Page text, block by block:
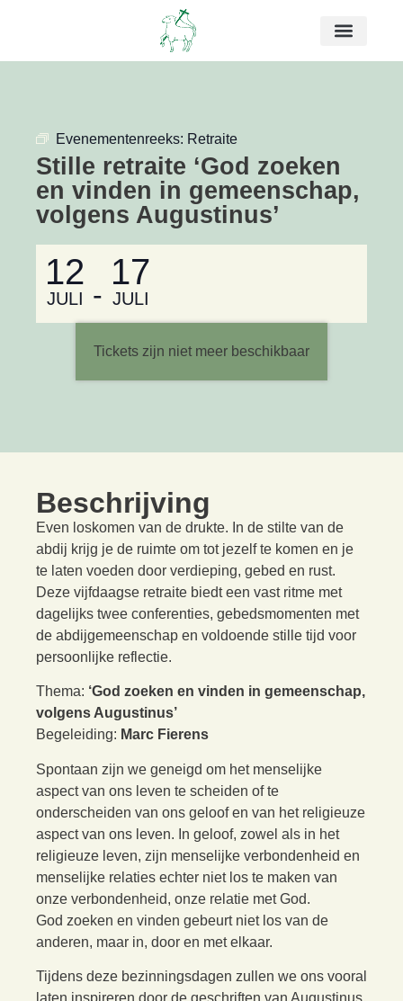
Evenementenreeks: Retraite
Stille retraite ‘God zoeken
en vinden in gemeenschap,
volgens Augustinus’
12
JULI -
17
JULI
Tickets zijn niet meer beschikbaar
Beschrijving
Even loskomen van de drukte. In de stilte van de
abdij krijg je de ruimte om tot jezelf te komen en je
te laten voeden door verdieping, gebed en rust.
Deze vijfdaagse retraite biedt een vast ritme met
dagelijks twee conferenties, gebedsmomenten met
de abdijgemeenschap en voldoende stille tijd voor
persoonlijke reflectie.
Thema: ‘God zoeken en vinden in gemeenschap,
volgens Augustinus’
Begeleiding: Marc Fierens
Spontaan zijn we geneigd om het menselijke
aspect van ons leven te scheiden of te
onderscheiden van ons geloof en van het religieuze
aspect van ons leven. In geloof, zowel als in het
religieuze leven, zijn menselijke verbondenheid en
menselijke relaties echter niet los te maken van
onze verbondenheid, onze relatie met God.
God zoeken en vinden gebeurt niet los van de
anderen, maar in, door en met elkaar.
Tijdens deze bezinningsdagen zullen we ons vooral